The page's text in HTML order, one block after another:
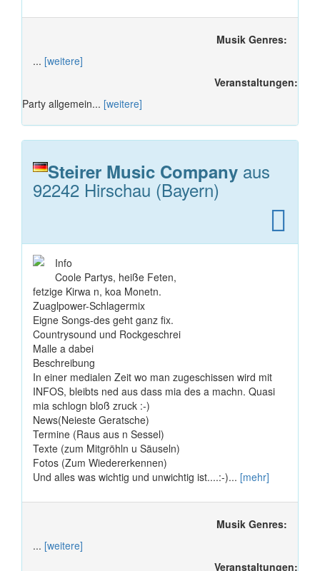
Musik Genres:
... [weitere]
Veranstaltungen:
Party allgemein... [weitere]
Steirer Music Company aus
92242 Hirschau (Bayern)
Info
Coole Partys, heiße Feten,
fetzige Kirwa n, koa Monetn.
Zuaglpower-Schlagermix
Eigne Songs-des geht ganz fix.
Countrysound und Rockgeschrei
Malle a dabei
Beschreibung
In einer medialen Zeit wo man zugeschissen wird mit
INFOS, bleibts ned aus dass mia des a machn. Quasi
mia schlogn bloß zruck :-)
News(Neieste Geratsche)
Termine (Raus aus n Sessel)
Texte (zum Mitgröhln u Säuseln)
Fotos (Zum Wiedererkennen)
Und alles was wichtig und unwichtig ist....:-)... [mehr]
Musik Genres:
... [weitere]
Veranstaltungen: